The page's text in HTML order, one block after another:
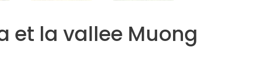
et la vallee Muong